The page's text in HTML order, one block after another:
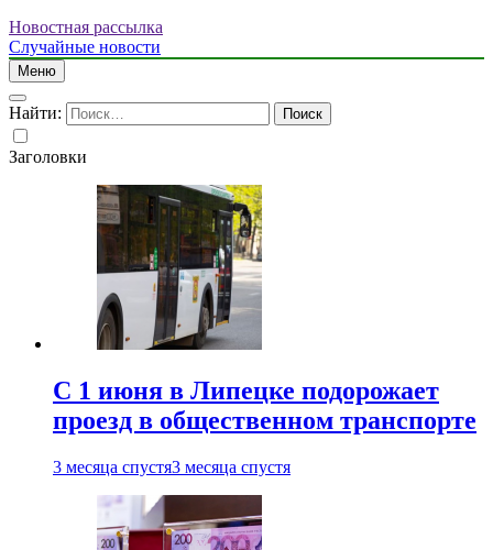
Новостная рассылка
Случайные новости
Меню
Найти:
Заголовки
С 1 июня в Липецке подорожает
проезд в общественном транспорте
3 месяца спустя3 месяца спустя